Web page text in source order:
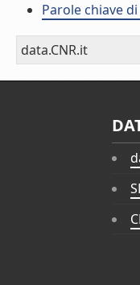
Parole chiave
data.CNR.it